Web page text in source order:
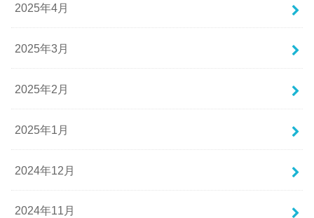
2025年4月
2025年3月
2025年2月
2025年1月
2024年12月
2024年11月